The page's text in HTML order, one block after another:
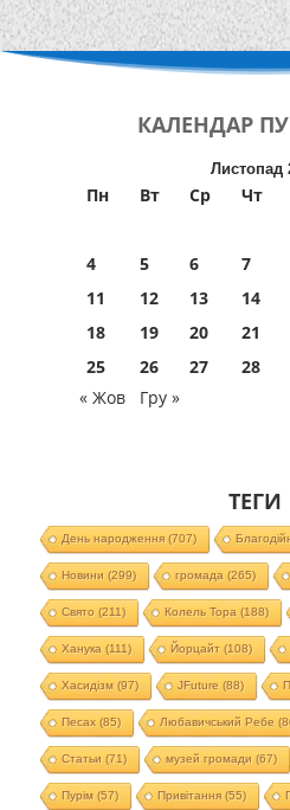
КАЛЕНДАР
Листопад
Пн Вт Ср Чт
4
5 6 7
11
12 13 14
18
19 20 21
25
26 27 28
« Жов
Гру »
ТЕГИ
День народження(707)
Новини (299) громада (265)
Свято (211) Колель Тора (188)
Ханука (111) Йорцайт (108)
Хасидізм (97) JFuture (88)
Песах(85) Любавичський Ребе
Статьи (71) музей громади (67)
Пурім (57) Привітання(55)